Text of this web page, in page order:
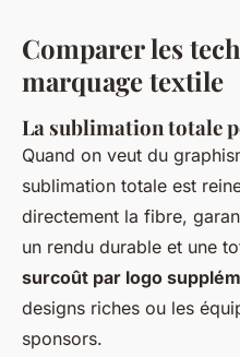
Comparer les
marquage textile
La sublimation totale
Quand on veut du
sublimation totale est
directement la fibre,
un rendu durable et une
surcoût par logo
designs riches ou les
sponsors.